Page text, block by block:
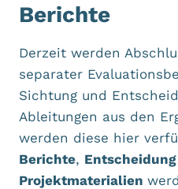
Berichte
Derzeit werden
separater
Sichtung und
Ableitungen aus den
werden diese hier
Berichte, Entscheidung
Projektmaterialien